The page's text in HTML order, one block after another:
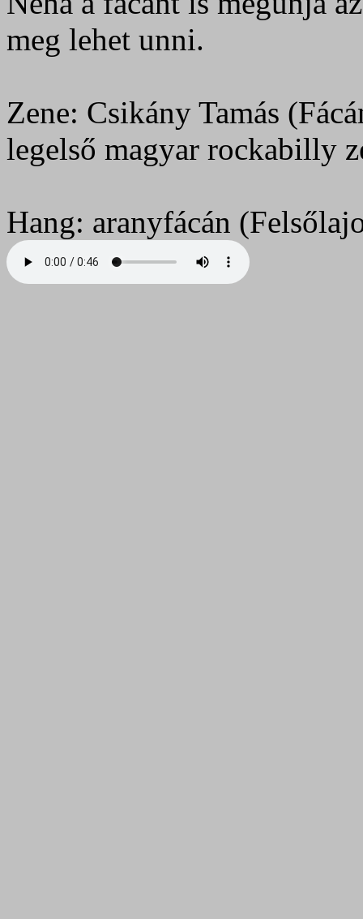
meg lehet unni.
Zene: Csikány Tamás
legelső magyar rockabilly
Hang: aranyfácán